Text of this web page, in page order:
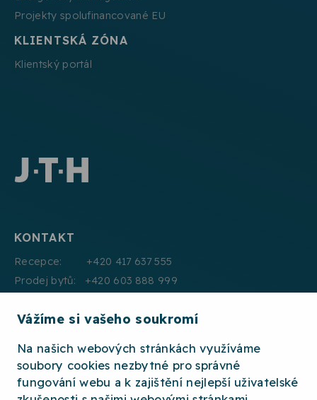
Vážíme si vašeho soukromí
Na našich webových stránkách využíváme
soubory cookies nezbytné pro správné
fungování webu a k zajištění nejlepší uživatelské
Projekty spolufinancované EU
KLIENTSKÁ ZÓNA
Klientský portál
KONTAKT
Recepce: +420 417 637 555
Prodej bytů: +420 603 888 999
E:mail: info@jth.cz